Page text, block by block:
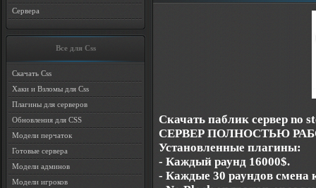
Сервера
Все для Css
Скачать Css
Хаки и Взломы для Css
Плагины для серверов
Обновления для CSS
Модели перчаток
Готовые сервера
Модели админов
Модели игроков
Скачать паблик сервер no
СЕРВЕР ПОЛНОСТЬЮ
Установленные плагины:
- Каждый раунд 16000$.
- Каждые 30 раундов смена